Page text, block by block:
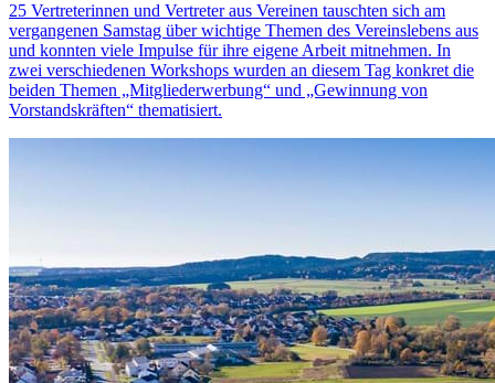
25 Vertreterinnen und Vertreter aus Vereinen tauschten sich am
vergangenen Samstag über wichtige Themen des Vereinslebens aus
und konnten viele Impulse für ihre eigene Arbeit mitnehmen. In
zwei verschiedenen Workshops wurden an diesem Tag konkret die
beiden Themen „Mitgliederwerbung“ und „Gewinnung von
Vorstandskräften“ thematisiert.